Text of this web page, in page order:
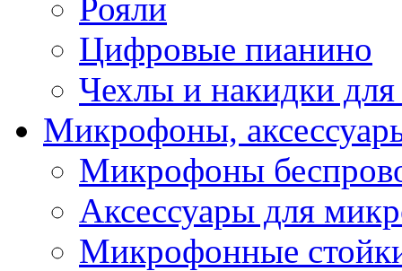
Рояли
Цифровые пианино
Чехлы и накидки
Микрофоны,
Микрофоны
Аксессуары для
Микрофонные